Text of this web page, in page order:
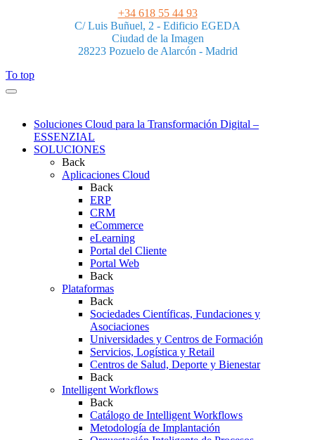
+34 618 55 44 93
C/ Luis Buñuel, 2 - Edificio EGEDA
Ciudad de la Imagen
28223 Pozuelo de Alarcón - Madrid
To top
Soluciones Cloud para la Transformación Digital –
ESSENZIAL
SOLUCIONES
Back
Aplicaciones Cloud
Back
ERP
CRM
eCommerce
eLearning
Portal del Cliente
Portal Web
Back
Plataformas
Back
Sociedades Científicas, Fundaciones y
Asociaciones
Universidades y Centros de Formación
Servicios, Logística y Retail
Centros de Salud, Deporte y Bienestar
Back
Intelligent Workflows
Back
Catálogo de Intelligent Workflows
Metodología de Implantación